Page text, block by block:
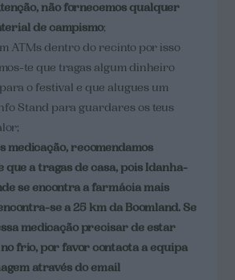
não fornecemos qualquer
de campismo;
ATMs dentro do recinto por isso
te que tragas algum dinheiro
o festival e que alugues um
Stand para guardares os teus
medicação, recomendamos
que a tragas de casa, pois Idanha-
se encontra a farmácia mais
se a 25 km da Boomland. Se
medicação precisar de estar
frio, por favor contacta a equipa
através do email